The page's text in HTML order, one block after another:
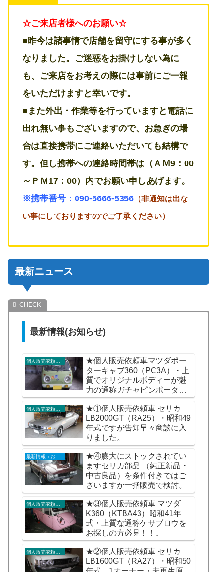
☆ご来店者様へのお願い☆
■昨今は諸事情で店舗を留守にする事が多く
なりました。ご迷惑をお掛けしない為に
も、ご来店をお考えの際には事前にご一報
をいただけますと幸いです。
■また外出・作業等を行っていますと電話に
出れ無い事もございますので、お急ぎの場
合は直接携帯にご連絡いただいても結構で
す。但し携帯への連絡時間帯は（ＡＭ9：00
～ＰＭ17：00）内でお願い申しあげます。
※携帯番号：090-5666-5356 （非通知は出な
い事にしておりますのでご了承ください）
最新ニュース
最新情報(お知らせ)
★個人販売依頼車マツダポー
ターキャブ360（PC3A）・上
質でオリジナルボディーが魅
力の通称ガチャピンポーター
をいかがですか。
★①個人販売依頼車 セリカ
LB2000GT（RA25）・昭和49
年式ですが告知早々商談に入
りました。
★④膨大にストックされてい
ますセリカ部品 （純正新品・
中古良品）を条件付きではご
ざいますが一括販売で検討。
★③個人販売依頼車 マツダ
K360（KTBA43）昭和41年
式・上質な通称ケサブロウを
お探しの方必見！！。
★②個人販売依頼車 セリカ
LB1600GT（RA27）・昭和50